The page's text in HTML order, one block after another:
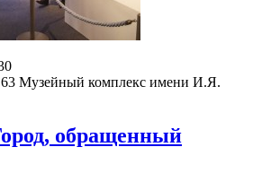
Музейный комплекс имени И.Я.
обращенный